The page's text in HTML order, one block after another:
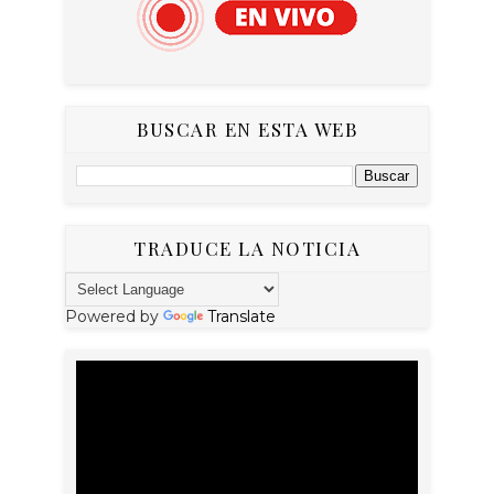
BUSCAR EN ESTA WEB
TRADUCE LA NOTICIA
Powered by Translate